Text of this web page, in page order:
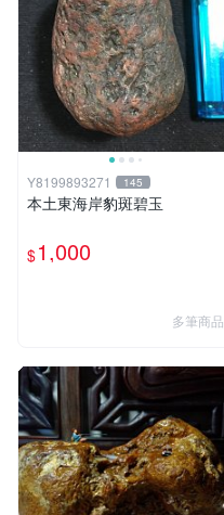
Y8199893271 145
本土東海岸豹斑碧玉
$1,000
多筆商品